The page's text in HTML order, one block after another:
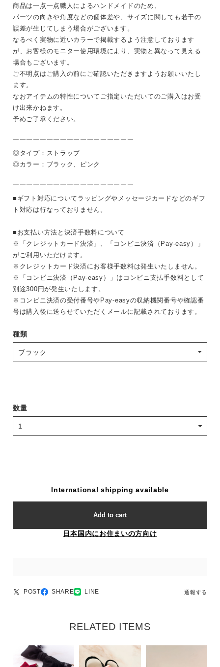
商品は一点一点職人によるハンドメイドのため、
パーツの向きや角度などの個体差や、サイズに関しても若干の
誤差が生じてしまう場合がございます。
なるべく実物に近いカラーで掲載するよう注意しております
が、お客様のモニター使用環境により、実物と異なって見える
場合もございます。
ご不明点はご購入の前にご確認いただきますようお願いいたし
ます。
なおアイテムの特性についてご指定いただいてのご購入はお受
け出来かねます。
予めご了承ください。
￣￣￣￣￣￣￣￣￣￣￣￣￣￣￣￣￣￣
◎タイプ：ストラップ
◎カラー：ブラック、ピンク
￣￣￣￣￣￣￣￣￣￣￣￣￣￣￣￣￣￣
■ギフト対応についてラッピングやメッセージカードなどのギフ
ト対応は行なっておりません。
■お支払い方法と決済手数料について
※「クレジットカード決済」、「コンビニ決済（Pay-easy）」
がご利用いただけます。
※クレジットカード決済にお客様手数料は発生いたしません。
※「コンビニ決済（Pay-easy）」はコンビニ支払手数料として
別途300円が発生いたします。
※コンビニ決済の受付番号やPay-easyの収納機関番号や確認番
号は購入後に送らせていただくメールに記載されております。
種類
数量
International shipping available
Add to cart
日本国内にお住まいの方向け
POST SHARE LINE 通報する
RELATED ITEMS